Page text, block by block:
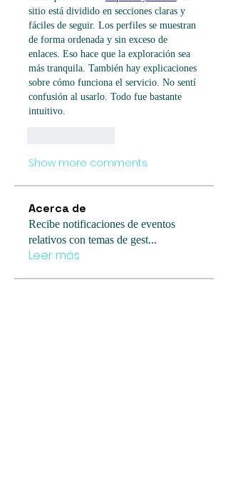
sitio está dividido en secciones claras y
fáciles de seguir. Los perfiles se muestran
de forma ordenada y sin exceso de
enlaces. Eso hace que la exploración sea
más tranquila. También hay explicaciones
sobre cómo funciona el servicio. No sentí
confusión al usarlo. Todo fue bastante
intuitivo.
Show more comments
Acerca de
Recibe notificaciones de eventos
relativos con temas de gest...
Leer más